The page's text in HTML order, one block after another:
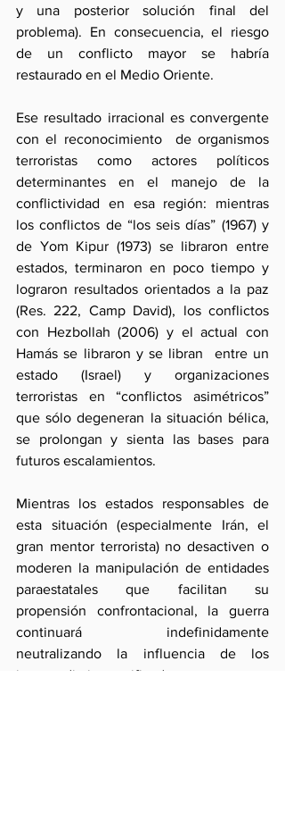
y una posterior solución final del
problema). En consecuencia, el riesgo
de un conflicto mayor se habría
restaurado en el Medio Oriente.
Ese resultado irracional es convergente
con el reconocimiento  de organismos
terroristas como actores políticos
determinantes en el manejo de la
conflictividad en esa región: mientras
los conflictos de “los seis días” (1967) y
de Yom Kipur (1973) se libraron entre
estados, terminaron en poco tiempo y
lograron resultados orientados a la paz
(Res. 222, Camp David), los conflictos
con Hezbollah (2006) y el actual con
Hamás se libraron y se libran  entre un
estado (Israel) y organizaciones
terroristas en “conflictos asimétricos”
que sólo degeneran la situación bélica,
se prolongan y sienta las bases para
futuros escalamientos.
Mientras los estados responsables de
esta situación (especialmente Irán, el
gran mentor terrorista) no desactiven o
moderen la manipulación de entidades
paraestatales que facilitan su
propensión confrontacional, la guerra
continuará indefinidamente
neutralizando la influencia de los
intermediarios pacificadores.